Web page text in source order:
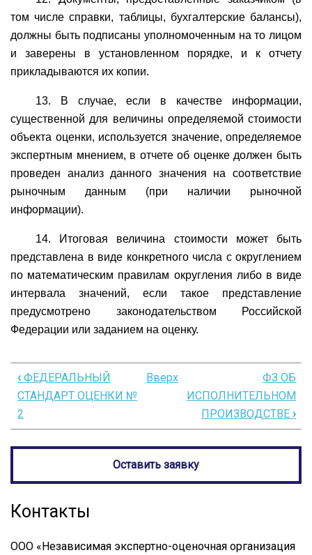
том числе справки, таблицы, бухгалтерские балансы),
должны быть подписаны уполномоченным на то лицом
и заверены в установленном порядке, и к отчету
прикладываются их копии.
13. В случае, если в качестве информации,
существенной для величины определяемой стоимости
объекта оценки, используется значение, определяемое
экспертным мнением, в отчете об оценке должен быть
проведен анализ данного значения на соответствие
рыночным данным (при наличии рыночной
информации).
14. Итоговая величина стоимости может быть
представлена в виде конкретного числа с округлением
по математическим правилам округления либо в виде
интервала значений, если такое представление
предусмотрено законодательством Российской
Федерации или заданием на оценку.
Перекрёстные
ссылки
книги
для
ФЕДЕРАЛЬНЫЙ
СТАНДАРТ
ОЦЕНКИ
№
‹ ФЕДЕРАЛЬНЫЙ
СТАНДАРТ ОЦЕНКИ №
2
Вверх
ФЗ ОБ
ИСПОЛНИТЕЛЬНОМ
ПРОИЗВОДСТВЕ ›
Оставить заявку
Контакты
ООО «Независимая экспертно-оценочная организация